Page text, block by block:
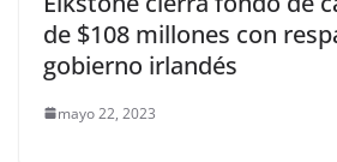
de $108 millones con
gobierno irlandés
mayo 22, 2023